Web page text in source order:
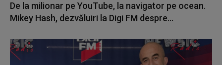
De la milionar pe YouTube, la navigator pe ocean.
Mikey Hash, dezvăluiri la Digi FM despre...